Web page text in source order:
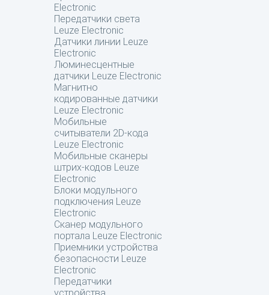
Electronic
Передатчики света
Leuze Electronic
Датчики линии Leuze
Electronic
Люминесцентные
датчики Leuze Electronic
Магнитно
кодированные датчики
Leuze Electronic
Мобильные
считыватели 2D-кода
Leuze Electronic
Мобильные сканеры
штрих-кодов Leuze
Electronic
Блоки модульного
подключения Leuze
Electronic
Сканер модульного
портала Leuze Electronic
Приемники устройства
безопасности Leuze
Electronic
Передатчики